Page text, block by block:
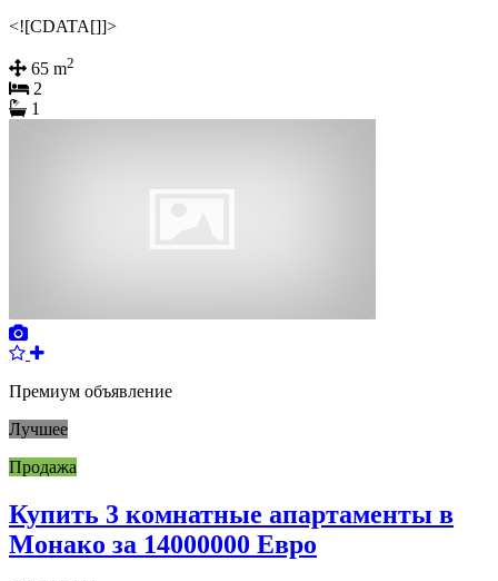
<![CDATA[]]>
65 m2
2
1
Премиум объявление
Лучшее
Продажа
Купить 3 комнатные апартаменты в
Монако за 14000000 Евро